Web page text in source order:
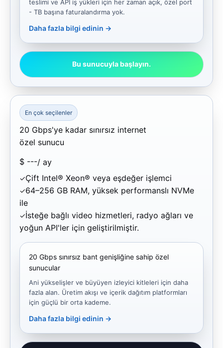
teslimi ve API iş yükleri için her zaman açık, özel port
- TB başına faturalandırma yok.
Daha fazla bilgi edinin →
Bu sunucuyla başlayın.
En çok seçilenler
20 Gbps'ye kadar sınırsız internet
özel sunucu
$ ---/ ay
Çift Intel® Xeon® veya eşdeğer işlemci
64–256 GB RAM, yüksek performanslı NVMe
ile
İsteğe bağlı video hizmetleri, radyo ağları ve
yoğun API'ler için geliştirilmiştir.
20 Gbps sınırsız bant genişliğine sahip özel
sunucular
Ani yükselişler ve büyüyen izleyici kitleleri için daha
fazla alan. Üretim akışı ve içerik dağıtım platformları
için güçlü bir orta kademe.
Daha fazla bilgi edinin →